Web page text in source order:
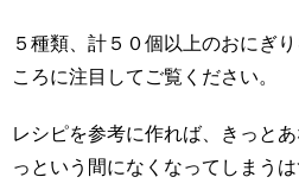
５種類、計５０個以上のおにぎ
ころに注目してご覧ください。
レシピを参考に作れば、きっと
っという間になくなってしまうは